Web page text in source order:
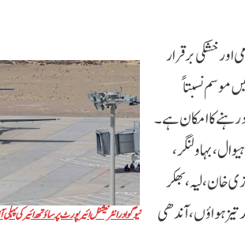
نیو گوادر انٹرنیشنل ائیرپورٹ پر ساؤتھ ائیر کی
اور خشکی برقرار
موسم نسبتاً
رہنے کا امکان ہے۔
بہاولنگر،
خان، لیہ، بھکر
تیز ہواؤں، آندھی